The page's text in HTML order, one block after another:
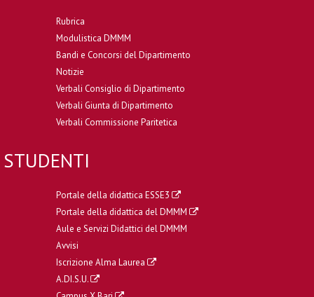
Rubrica
Modulistica DMMM
Bandi e Concorsi del Dipartimento
Notizie
Verbali Consiglio di Dipartimento
Verbali Giunta di Dipartimento
Verbali Commissione Paritetica
STUDENTI
Portale della didattica ESSE3
Portale della didattica del DMMM
Aule e Servizi Didattici del DMMM
Avvisi
Iscrizione Alma Laurea
A.DI.S.U.